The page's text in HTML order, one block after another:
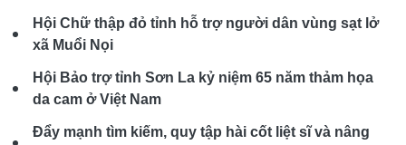
Hội Chữ thập đỏ tỉnh hỗ trợ người dân vùng sạt lở
xã Muổi Nọi
Hội Bảo trợ tỉnh Sơn La kỷ niệm 65 năm thảm họa
da cam ở Việt Nam
Đẩy mạnh tìm kiếm, quy tập hài cốt liệt sĩ và nâng